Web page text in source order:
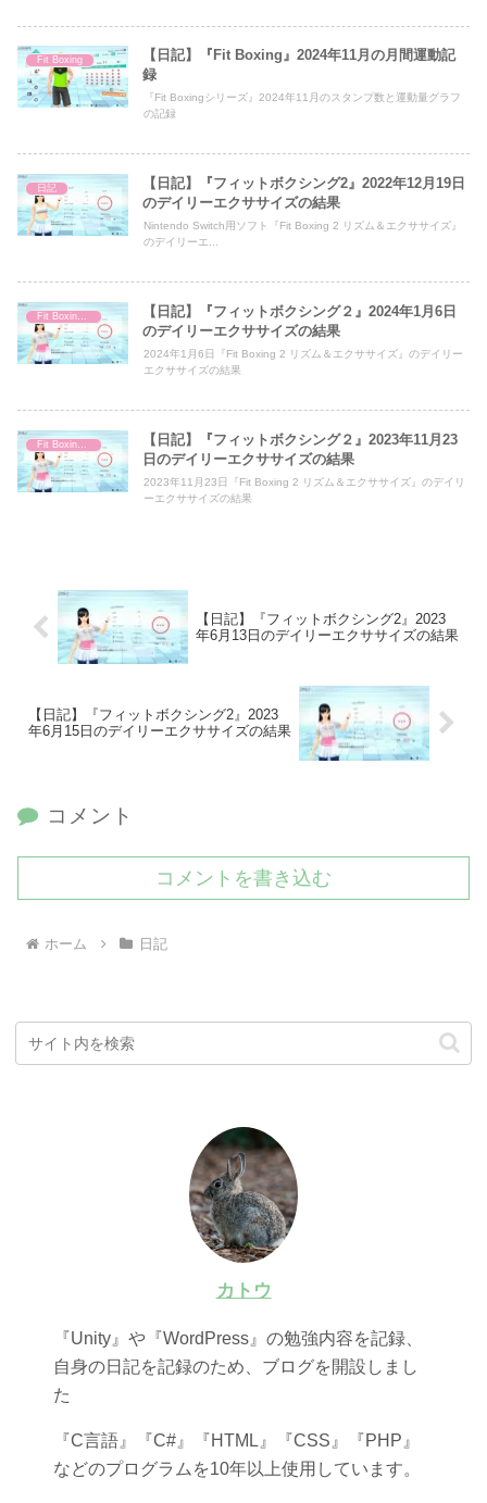
Fit Boxing
【日記】『Fit Boxing』2024年11月の月間運動記
録
『Fit Boxingシリーズ』2024年11月のスタンプ数と運動量グラフ
の記録
日記
【日記】『フィットボクシング2』2022年12月19日
のデイリーエクササイズの結果
Nintendo Switch用ソフト『Fit Boxing 2 リズム＆エクササイズ』
のデイリーエ...
Fit Boxing 2
【日記】『フィットボクシング２』2024年1月6日
のデイリーエクササイズの結果
2024年1月6日『Fit Boxing 2 リズム＆エクササイズ』のデイリー
エクササイズの結果
Fit Boxing 2
【日記】『フィットボクシング２』2023年11月23
日のデイリーエクササイズの結果
2023年11月23日『Fit Boxing 2 リズム＆エクササイズ』のデイリ
ーエクササイズの結果
【日記】『フィットボクシング2』2023
年6月13日のデイリーエクササイズの結果
【日記】『フィットボクシング2』2023
年6月15日のデイリーエクササイズの結果
コメント
コメントを書き込む
ホーム 日記
カトウ
『Unity』や『WordPress』の勉強内容を記録、
自身の日記を記録のため、ブログを開設しまし
た
『C言語』『C#』『HTML』『CSS』『PHP』
などのプログラムを10年以上使用しています。